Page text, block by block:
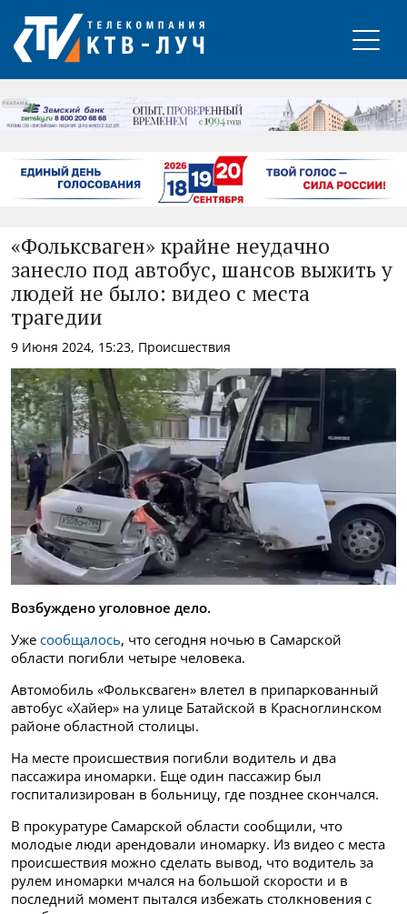
РЕКЛАМА
«Фольксваген» крайне неудачно
занесло под автобус, шансов выжить у
людей не было: видео с места
трагедии
9 Июня 2024, 15:23, Происшествия
Возбуждено уголовное дело.
Уже сообщалось, что сегодня ночью в Самарской
области погибли четыре человека.
Автомобиль «Фольксваген» влетел в припаркованный
автобус «Хайер» на улице Батайской в Красноглинском
районе областной столицы.
На месте происшествия погибли водитель и два
пассажира иномарки. Еще один пассажир был
госпитализирован в больницу, где позднее скончался.
В прокуратуре Самарской области сообщили, что
молодые люди арендовали иномарку. Из видео с места
происшествия можно сделать вывод, что водитель за
рулем иномарки мчался на большой скорости и в
последний момент пытался избежать столкновения с